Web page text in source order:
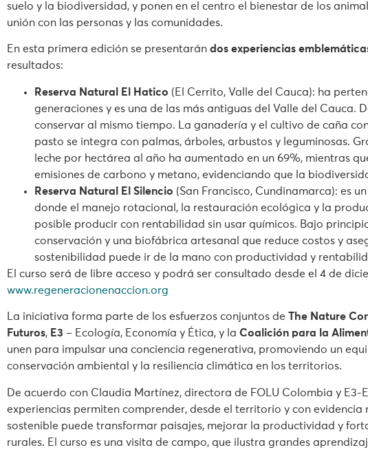
suelo y la biodiversidad, y ponen en el centro el bienestar de los
unión con las personas y las comunidades.
En esta primera edición se presentarán dos experiencias
resultados:
Reserva Natural El Hatico (El Cerrito, Valle del Cauca): ha
generaciones y es una de las más antiguas del Valle del Cauca.
conservar al mismo tiempo. La ganadería y el cultivo de caña
pasto se integra con palmas, árboles, arbustos y leguminosas.
leche por hectárea al año ha aumentado en un 69%, mientras
emisiones de carbono y metano, evidenciando que la
Reserva Natural El Silencio (San Francisco, Cundinamarca): es
donde el manejo rotacional, la restauración ecológica y la
posible producir con rentabilidad sin usar químicos. Bajo
conservación y una biofábrica artesanal que reduce costos y
sostenibilidad puede ir de la mano con productividad y
El curso será de libre acceso y podrá ser consultado desde el 4 de
www.regeneracionenaccion.org
La iniciativa forma parte de los esfuerzos conjuntos de The Nature
Futuros, E3 – Ecología, Economía y Ética, y la Coalición para la
unen para impulsar una conciencia regenerativa, promoviendo un
conservación ambiental y la resiliencia climática en los territorios.
De acuerdo con Claudia Martínez, directora de FOLU Colombia y E3-
experiencias permiten comprender, desde el territorio y con
sostenible puede transformar paisajes, mejorar la productividad y
rurales. El curso es una visita de campo, que ilustra grandes